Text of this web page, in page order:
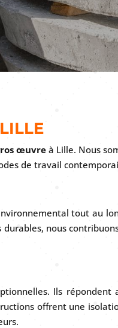
œuvre à Lille. Nous
de travail
tout au
nous
Ils répondent
offrent une